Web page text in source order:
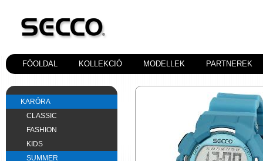
FÖOLDAL KOLLEKCIÓ MODELLEK PARTNEREK
KARÓRA
CLASSIC
FASHION
KIDS
SUMMER